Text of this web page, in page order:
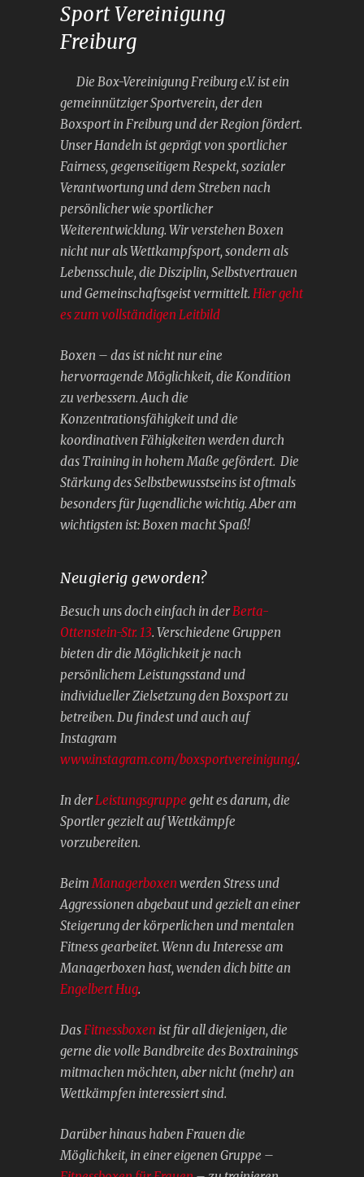
Sport Vereinigung
Freiburg
Die Box-Vereinigung Freiburg e.V. ist ein
gemeinnütziger Sportverein, der den
Boxsport in Freiburg und der Region fördert.
Unser Handeln ist geprägt von sportlicher
Fairness, gegenseitigem Respekt, sozialer
Verantwortung und dem Streben nach
persönlicher wie sportlicher
Weiterentwicklung. Wir verstehen Boxen
nicht nur als Wettkampfsport, sondern als
Lebensschule, die Disziplin, Selbstvertrauen
und Gemeinschaftsgeist vermittelt. Hier geht
es zum vollständigen Leitbild
Boxen – das ist nicht nur eine
hervorragende Möglichkeit, die Kondition
zu verbessern. Auch die
Konzentrationsfähigkeit und die
koordinativen Fähigkeiten werden durch
das Training in hohem Maße gefördert. Die
Stärkung des Selbstbewusstseins ist oftmals
besonders für Jugendliche wichtig. Aber am
wichtigsten ist: Boxen macht Spaß!
Neugierig geworden?
Besuch uns doch einfach in derBerta-
Ottenstein-Str. 13. Verschiedene Gruppen
bieten dir die Möglichkeit je nach
persönlichem Leistungsstand und
individueller Zielsetzung den Boxsport zu
betreiben. Du findest und auch auf
Instagram
www.instagram.com/boxsportvereinigung/.
In derLeistungsgruppe geht es darum, die
Sportler gezielt auf Wettkämpfe
vorzubereiten.
BeimManagerboxen werden Stress und
Aggressionen abgebaut und gezielt an einer
Steigerung der körperlichen und mentalen
Fitness gearbeitet. Wenn du Interesse am
Managerboxen hast, wenden dich bitte an
Engelbert Hug.
DasFitnessboxen ist für all diejenigen, die
gerne die volle Bandbreite des Boxtrainings
mitmachen möchten, aber nicht (mehr) an
Wettkämpfen interessiert sind.
Darüber hinaus haben Frauen die
Möglichkeit, in einer eigenen Gruppe –